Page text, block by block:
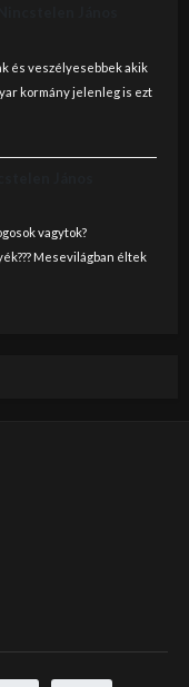
és veszélyesebbek akik
kormány jelenleg is ezt
vagytok?
Mesevilágban éltek